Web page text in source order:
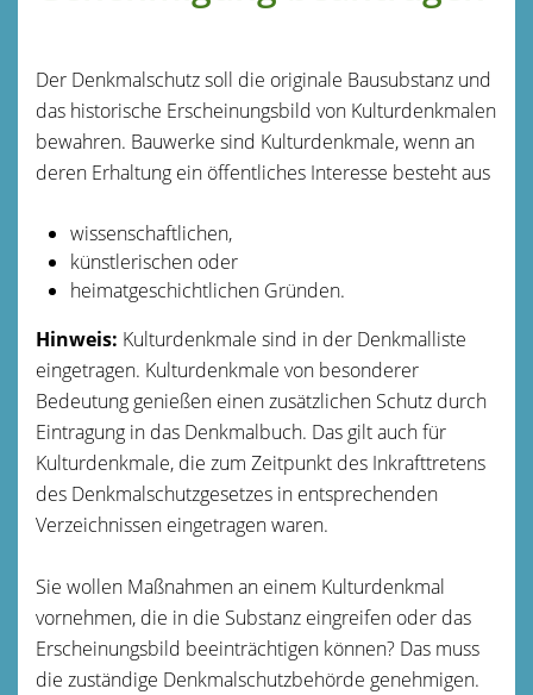
Der Denkmalschutz soll die originale Bausubstanz und
das historische Erscheinungsbild von Kulturdenkmalen
bewahren. Bauwerke sind Kulturdenkmale, wenn an
deren Erhaltung ein öffentliches Interesse besteht aus
wissenschaftlichen,
künstlerischen oder
heimatgeschichtlichen Gründen.
Hinweis: Kulturdenkmale sind in der Denkmalliste
eingetragen. Kulturdenkmale von besonderer
Bedeutung genießen einen zusätzlichen Schutz durch
Eintragung in das Denkmalbuch. Das gilt auch für
Kulturdenkmale, die zum Zeitpunkt des Inkrafttretens
des Denkmalschutzgesetzes in entsprechenden
Verzeichnissen eingetragen waren.
Sie wollen Maßnahmen an einem Kulturdenkmal
vornehmen, die in die Substanz eingreifen oder das
Erscheinungsbild beeinträchtigen können? Das muss
die zuständige Denkmalschutzbehörde genehmigen.